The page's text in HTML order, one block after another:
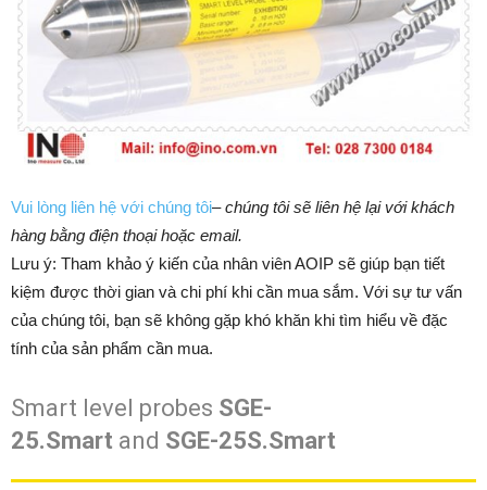
Vui lòng liên hệ với chúng tôi–chúng tôi sẽ liên hệ lại với khách
hàng bằng điện thoại hoặc email.
Lưu ý: Tham khảo ý kiến của nhân viên AOIP sẽ giúp bạn tiết
kiệm được thời gian và chi phí khi cần mua sắm. ​​Với sự tư vấn
của chúng tôi, bạn sẽ không gặp khó khăn khi tìm hiểu về đặc
tính của sản phẩm cần mua.
Smart level probes SGE-
25.Smart and SGE-25S.Smart